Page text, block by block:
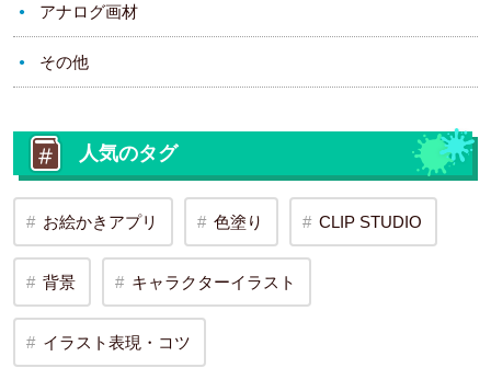
アナログ画材
その他
人気のタグ
お絵かきアプリ 色塗り CLIP STUDIO
背景 キャラクターイラスト
イラスト表現・コツ